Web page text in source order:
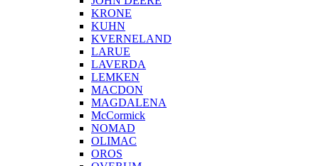
KRONE
KUHN
KVERNELAND
LARUE
LAVERDA
LEMKEN
MACDON
MAGDALENA
McCormick
NOMAD
OLIMAC
OROS